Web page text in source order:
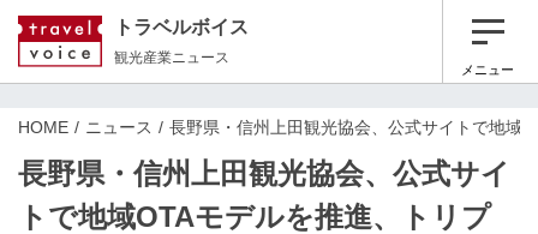
トラベルボイス
観光産業ニュース
メニュー
HOME ニュース 長野県・信州上田観光協会、公式サイトで地域
長野県・信州上田観光協会、公式サイ
トで地域OTAモデルを推進、トリプ